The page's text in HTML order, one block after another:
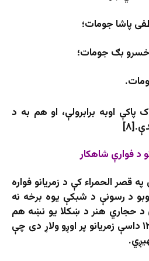
پاشا جومات؛
خسرو بګ جومات؛
اوبه برابرولې، او هم به د
د فوارې شاهکار
قصر الحمراء کې د زمریانو فواره
د رسونې د شبکې یوه برخه نه
د حجاري هنر د ښکلا یو نښه هم
وه. د دې فوارې لوښی د ۱۲ داسې زمریانو پر اوږو ولاړ دی چې